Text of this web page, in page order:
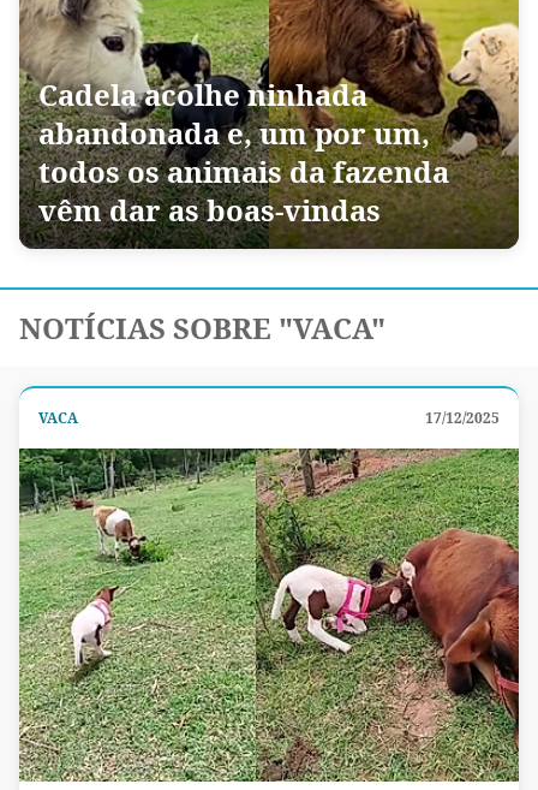
Cadela acolhe ninhada
abandonada e, um por um,
todos os animais da fazenda
vêm dar as boas-vindas
NOTÍCIAS SOBRE "VACA"
VACA 17/12/2025